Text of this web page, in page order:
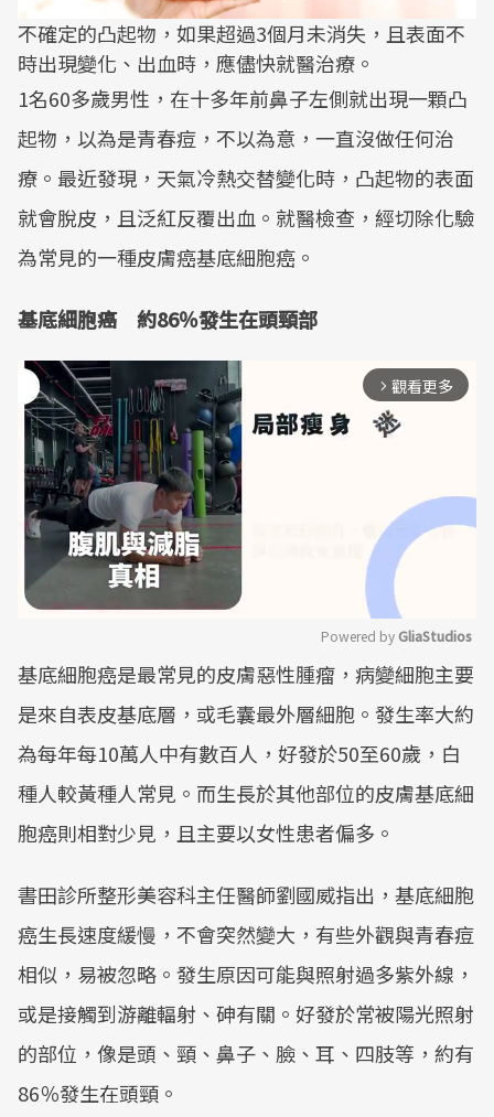
不確定的凸起物，如果超過3個月未消失，且表面不
時出現變化、出血時，應儘快就醫治療。
1名60多歲男性，在十多年前鼻子左側就出現一顆凸
起物，以為是青春痘，不以為意，一直沒做任何治
療。最近發現，天氣冷熱交替變化時，凸起物的表面
就會脫皮，且泛紅反覆出血。就醫檢查，經切除化驗
為常見的一種皮膚癌基底細胞癌。
基底細胞癌 約86％發生在頭頸部
arrow_forward_ios 觀看更多
Mute
Powered by GliaStudios
基底細胞癌是最常見的皮膚惡性腫瘤，病變細胞主要
是來自表皮基底層，或毛囊最外層細胞。發生率大約
為每年每10萬人中有數百人，好發於50至60歲，白
種人較黃種人常見。而生長於其他部位的皮膚基底細
胞癌則相對少見，且主要以女性患者偏多。
書田診所整形美容科主任醫師劉國威指出，基底細胞
癌生長速度緩慢，不會突然變大，有些外觀與青春痘
相似，易被忽略。發生原因可能與照射過多紫外線，
或是接觸到游離輻射、砷有關。好發於常被陽光照射
的部位，像是頭、頸、鼻子、臉、耳、四肢等，約有
86％發生在頭頸。